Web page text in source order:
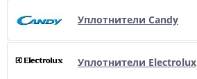
Уплотнители Candy
Уплотнители Electrolux